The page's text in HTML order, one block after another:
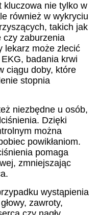
kluczowa nie tylko w
również w wykryciu
takich jak
czy zaburzenia
lekarz może zlecić
badania krwi
ciągu doby, które
stopnia
niezbędne u osób,
Dzięki
można
powikłaniom.
pomaga
zmniejszając
wystąpienia
zawroty,